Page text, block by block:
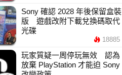
Sony 確認 2028 年後保留盒裝
版 遊戲改附下載兌換碼取代
光碟
18885
玩家質疑一周停玩無效 認為
放棄 PlayStation 才能迫 Sony